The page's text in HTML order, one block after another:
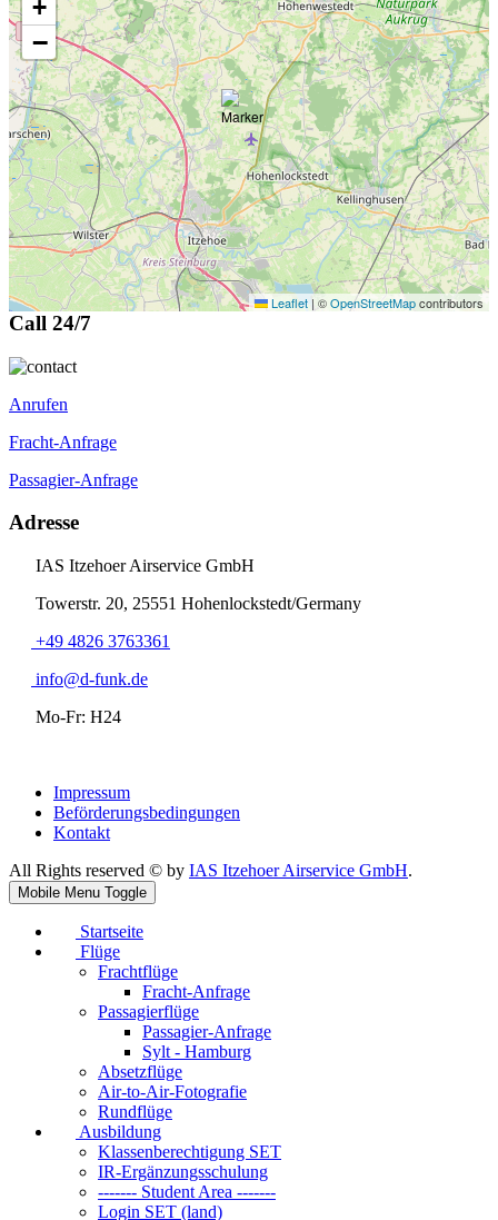
+
−
Leaflet | ©OpenStreetMapcontributors
Call 24/7
Anrufen
Fracht-Anfrage
Passagier-Anfrage
Adresse
IAS Itzehoer Airservice GmbH
Towerstr. 20, 25551 Hohenlockstedt/Germany
+49 4826 3763361
info@d-funk.de
Mo-Fr: H24
Impressum
Beförderungsbedingungen
Kontakt
All Rights reserved © by IAS Itzehoer Airservice GmbH.
Mobile Menu Toggle
Startseite
Flüge
Frachtflüge
Fracht-Anfrage
Passagierflüge
Passagier-Anfrage
Sylt - Hamburg
Absetzflüge
Air-to-Air-Fotografie
Rundflüge
Ausbildung
Klassenberechtigung SET
IR-Ergänzungsschulung
------- Student Area -------
Login SET (land)